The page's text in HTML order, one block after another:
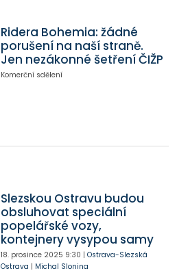
Ridera Bohemia: žádné
porušení na naší straně.
Jen nezákonné šetření ČIŽP
Komerční sdělení
Slezskou Ostravu budou
obsluhovat speciální
popelářské vozy,
kontejnery vysypou samy
18. prosince 2025 9:30 | Ostrava-Slezská
Ostrava | Michal Slonina